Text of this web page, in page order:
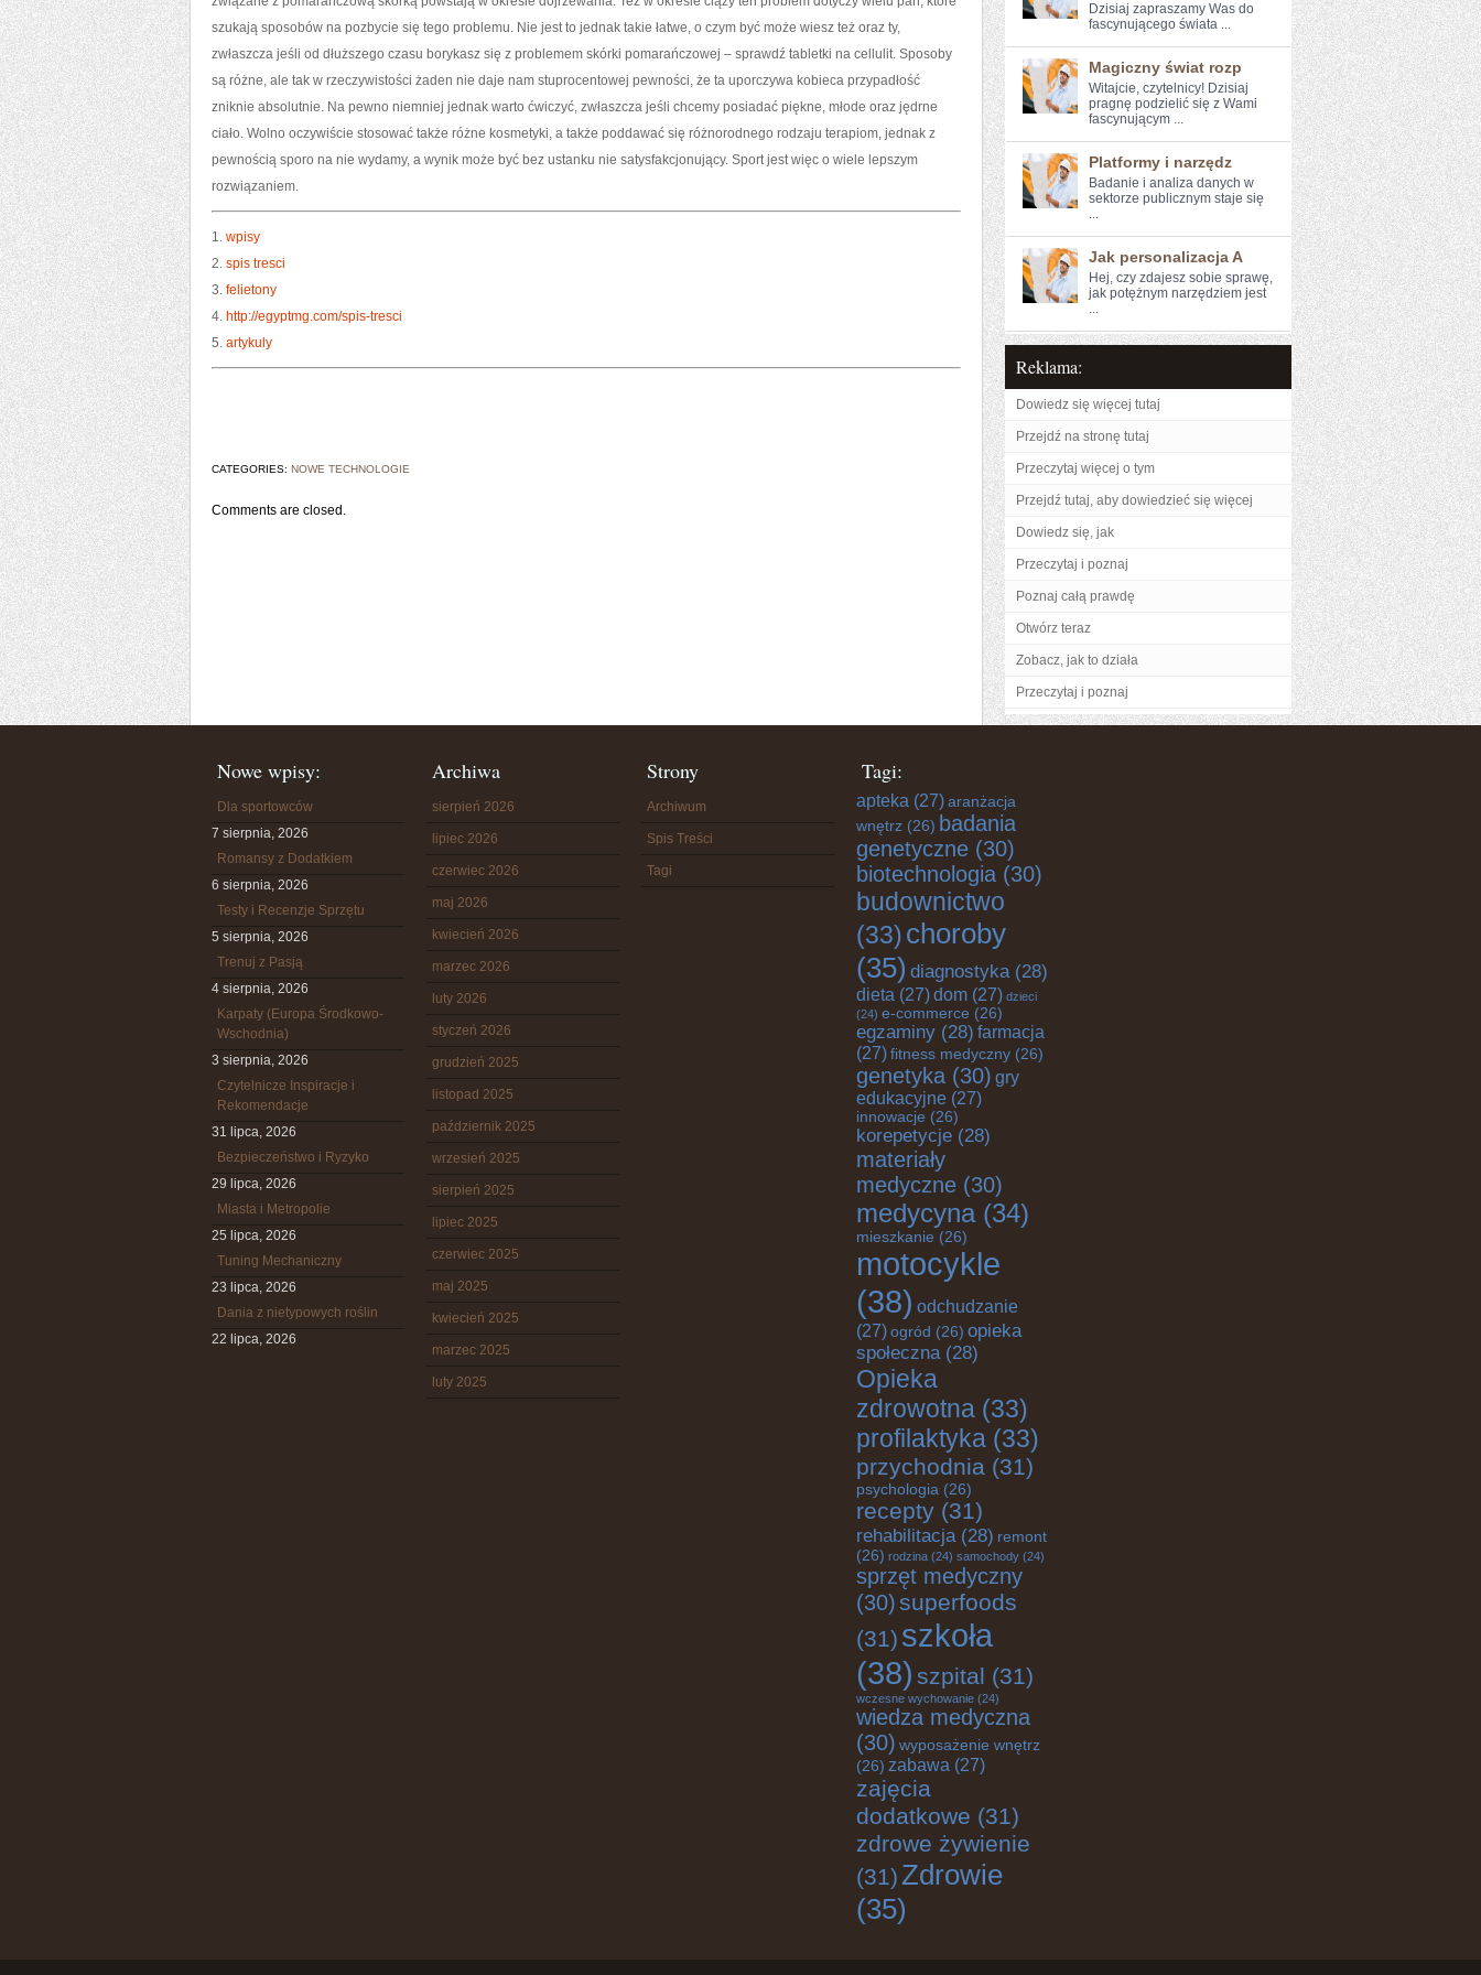
szukają sposobów na pozbycie się tego problemu. Nie jest to jednak takie łatwe, o czym być może wiesz też oraz ty,
zwłaszcza jeśli od dłuższego czasu borykasz się z problemem skórki pomarańczowej – sprawdź tabletki na cellulit. Sposoby
są różne, ale tak w rzeczywistości żaden nie daje nam stuprocentowej pewności, że ta uporczywa kobieca przypadłość
zniknie absolutnie. Na pewno niemniej jednak warto ćwiczyć, zwłaszcza jeśli chcemy posiadać piękne, młode oraz jędrne
ciało. Wolno oczywiście stosować także różne kosmetyki, a także poddawać się różnorodnego rodzaju terapiom, jednak z
pewnością sporo na nie wydamy, a wynik może być bez ustanku nie satysfakcjonujący. Sport jest więc o wiele lepszym
rozwiązaniem.
1. wpisy
2. spis tresci
3. felietony
4. http://egyptmg.com/spis-tresci
5. artykuly
CATEGORIES: NOWE TECHNOLOGIE
Comments are closed.
Dzisiaj zapraszamy⁢ Was do
fascynującego⁣ świata ...
Magiczny świat rozp
Witajcie, czytelnicy! Dzisiaj‌
pragnę podzielić się z Wami
fascynującym ...
Platformy i narzędz
Badanie i‍ analiza danych w⁤
sektorze publicznym ⁣staje się
...
Jak personalizacja A
Hej, czy zdajesz sobie sprawę,
jak potężnym narzędziem jest
...
Reklama:
Dowiedz się więcej tutaj
Przejdź na stronę tutaj
Przeczytaj więcej o tym
Przejdź tutaj, aby dowiedzieć się więcej
Dowiedz się, jak
Przeczytaj i poznaj
Poznaj całą prawdę
Otwórz teraz
Zobacz, jak to działa
Przeczytaj i poznaj
Nowe wpisy:
Dla sportowców
7 sierpnia, 2026
Romansy z Dodatkiem
6 sierpnia, 2026
Testy i Recenzje Sprzętu
5 sierpnia, 2026
Trenuj z Pasją
4 sierpnia, 2026
Karpaty (Europa Środkowo-
Wschodnia)
3 sierpnia, 2026
Czytelnicze Inspiracje i
Rekomendacje
31 lipca, 2026
Bezpieczeństwo i Ryzyko
29 lipca, 2026
Miasta i Metropolie
25 lipca, 2026
Tuning Mechaniczny
23 lipca, 2026
Dania z nietypowych roślin
22 lipca, 2026
Archiwa
sierpień 2026
lipiec 2026
czerwiec 2026
maj 2026
kwiecień 2026
marzec 2026
luty 2026
styczeń 2026
grudzień 2025
listopad 2025
październik 2025
wrzesień 2025
sierpień 2025
lipiec 2025
czerwiec 2025
maj 2025
kwiecień 2025
marzec 2025
luty 2025
Strony
Archiwum
Spis Treści
Tagi
Tagi:
apteka (27) aranżacja
wnętrz (26) badania
genetyczne (30)
biotechnologia (30)
budownictwo
(33)choroby
(35) diagnostyka(28)
dieta (27)dom (27) dzieci
(24) e-commerce (26)
egzaminy (28) farmacja
(27) fitness medyczny (26)
genetyka (30) gry
edukacyjne (27)
innowacje (26)
korepetycje (28)
materiały
medyczne (30)
medycyna(34)
mieszkanie (26)
motocykle
(38) odchudzanie
(27) ogród (26) opieka
społeczna(28)
Opieka
zdrowotna (33)
profilaktyka (33)
przychodnia (31)
psychologia (26)
recepty (31)
rehabilitacja(28) remont
(26) rodzina (24) samochody (24)
sprzęt medyczny
(30)superfoods
(31) szkoła
(38) szpital (31)
wczesne wychowanie (24)
wiedza medyczna
(30) wyposażenie wnętrz
(26) zabawa (27)
zajęcia
dodatkowe (31)
zdrowe żywienie
(31)Zdrowie
(35)